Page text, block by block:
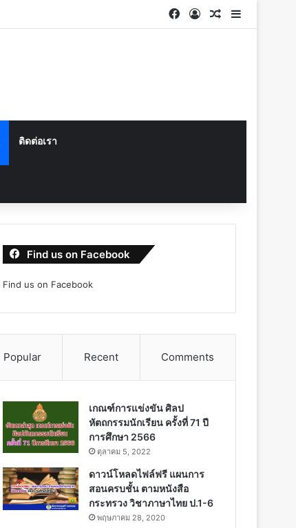
Facebook
Log InRandom
Sidebar
ติดต่อเรา
Find us on Facebook
Find us on Facebook
Popular Recent Comments
เกณฑ์การแข่งขัน ศิลป
หัตถกรรมนักเรียน ครั้งที่ 71 ปี
การศึกษา 2566
ตุลาคม 5, 2022
ดาวน์โหลดไฟล์ฟรี แผนการ
สอนครบชั้น ตามหนังสือ
กระทรวง วิชาภาษาไทย ป.1-6
พฤษภาคม 28, 2020